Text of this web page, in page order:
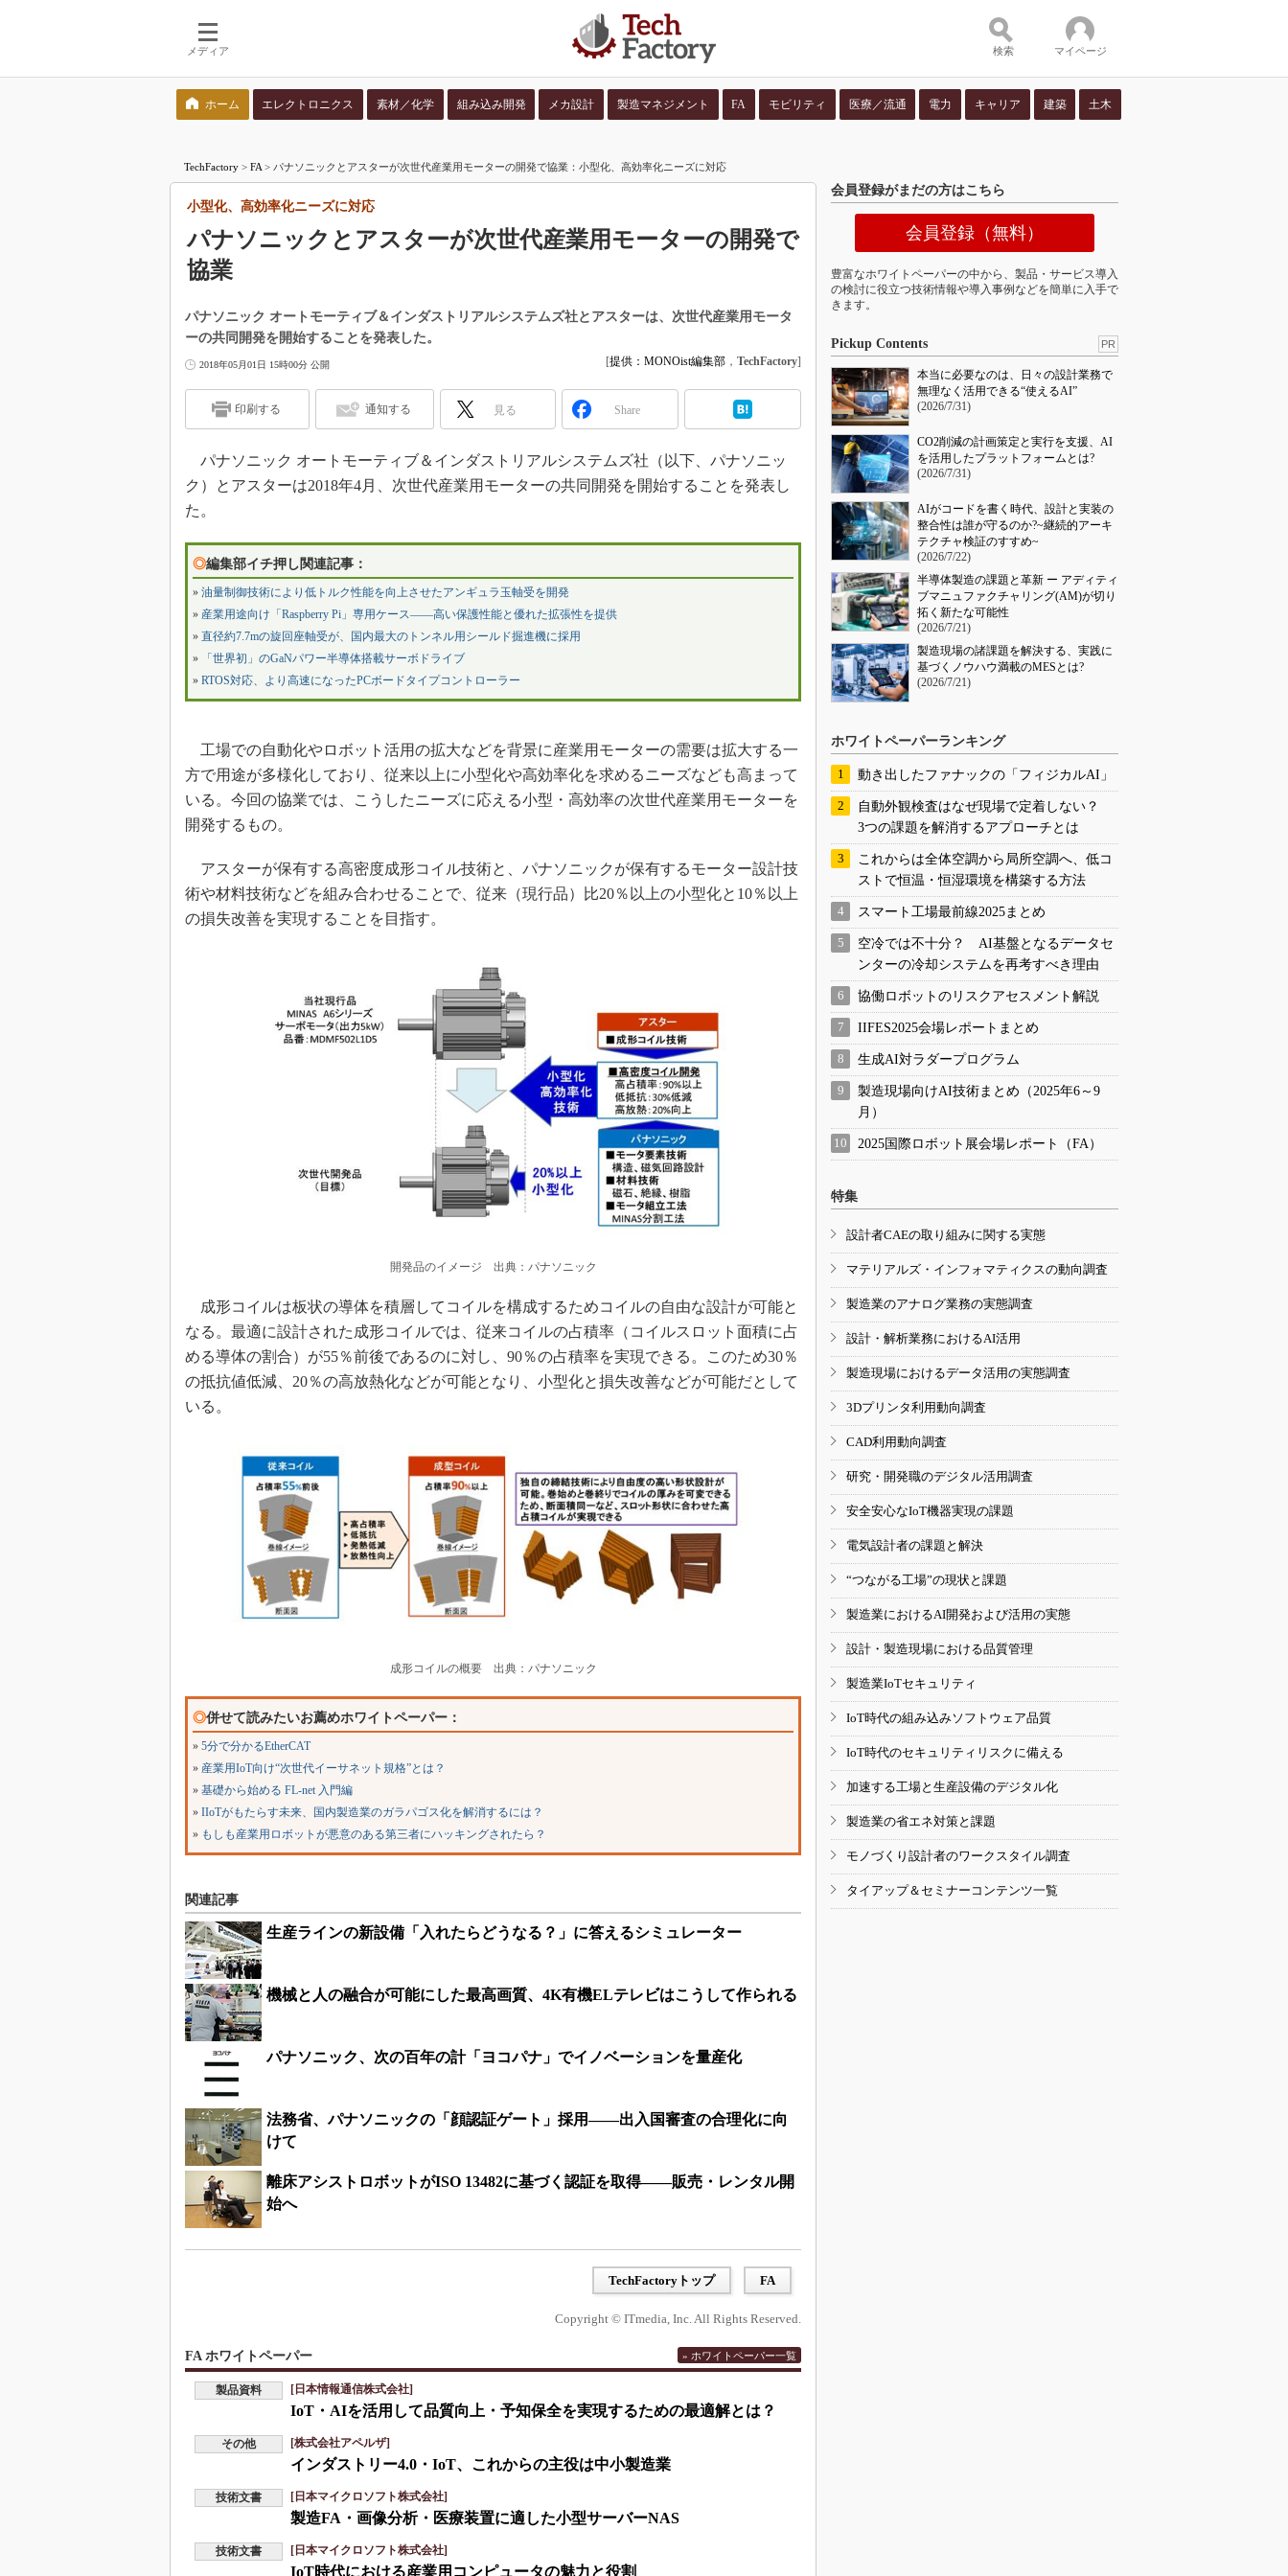
メディア 検索 マイページ
ホーム エレクトロニクス 素材／化学 組み込み開発 メカ設計 製造マネジメント FA モビリティ 医療／流通 電力 キャリア 建築 土木
TechFactory > FA > パナソニックとアスターが次世代産業用モーターの開発で協業：小型化、高効率化ニーズに対応
パナソニックとアスターが次世代産業用モーターの開発で
協業
小型化、高効率化ニーズに対応
パナソニック オートモーティブ＆インダストリアルシステムズ社とアスターは、次世代産業用モータ
ーの共同開発を開始することを発表した。
2018年05月01日 15時00分 公開 [提供：MONOist編集部 ， TechFactory]
印刷する 通知する 見る Share
パナソニック オートモーティブ＆インダストリアルシステムズ社（以下、パナソニッ
ク）とアスターは2018年4月、次世代産業用モーターの共同開発を開始することを発表し
た。
◎編集部イチ押し関連記事：
» 油量制御技術により低トルク性能を向上させたアンギュラ玉軸受を開発
» 産業用途向け「Raspberry Pi」専用ケース――高い保護性能と優れた拡張性を提供
» 直径約7.7mの旋回座軸受が、国内最大のトンネル用シールド掘進機に採用
»
「世界初」のGaNパワー半導体搭載サーボドライブ
» RTOS対応、より高速になったPCボードタイプコントローラー
工場での自動化やロボット活用の拡大などを背景に産業用モーターの需要は拡大する一
方で用途が多様化しており、従来以上に小型化や高効率化を求めるニーズなども高まって
いる。今回の協業では、こうしたニーズに応える小型・高効率の次世代産業用モーターを
開発するもの。
アスターが保有する高密度成形コイル技術と、パナソニックが保有するモーター設計技
術や材料技術などを組み合わせることで、従来（現行品）比20％以上の小型化と10％以上
の損失改善を実現することを目指す。
開発品のイメージ 出典：パナソニック
成形コイルは板状の導体を積層してコイルを構成するためコイルの自由な設計が可能と
なる。最適に設計された成形コイルでは、従来コイルの占積率（コイルスロット面積に占
める導体の割合）が55％前後であるのに対し、90％の占積率を実現できる。このため30％
の抵抗値低減、20％の高放熱化などが可能となり、小型化と損失改善などが可能だとして
いる。
成形コイルの概要 出典：パナソニック
◎併せて読みたいお薦めホワイトペーパー：
» 5分で分かるEtherCAT
» 産業用IoT向け“次世代イーサネット規格”とは？
» 基礎から始める FL-net 入門編
» IIoTがもたらす未来、国内製造業のガラパゴス化を解消するには？
» もしも産業用ロボットが悪意のある第三者にハッキングされたら？
関連記事
生産ラインの新設備「入れたらどうなる？」に答えるシミュレーター
機械と人の融合が可能にした最高画質、4K有機ELテレビはこうして作られる
パナソニック、次の百年の計「ヨコパナ」でイノベーションを量産化
法務省、パナソニックの「顔認証ゲート」採用――出入国審査の合理化に向
けて
離床アシストロボットがISO 13482に基づく認証を取得――販売・レンタル開
始へ
TechFactoryトップ FA
Copyright © ITmedia, Inc. All Rights Reserved.
FA ホワイトペーパー » ホワイトペーパー一覧
製品資料 [日本情報通信株式会社]
IoT・AIを活用して品質向上・予知保全を実現するための最適解とは？
その他 [株式会社アペルザ]
インダストリー4.0・IoT、これからの主役は中小製造業
技術文書 [日本マイクロソフト株式会社]
製造FA・画像分析・医療装置に適した小型サーバーNAS
技術文書 [日本マイクロソフト株式会社]
IoT時代における産業用コンピュータの魅力と役割
会員登録がまだの方はこちら
会員登録（無料）
豊富なホワイトペーパーの中から、製品・サービス導入
の検討に役立つ技術情報や導入事例などを簡単に入手で
きます。
Pickup Contents PR
本当に必要なのは、日々の設計業務で
無理なく活用できる“使えるAI”
(2026/7/31)
CO2削減の計画策定と実行を支援、AI
を活用したプラットフォームとは?
(2026/7/31)
AIがコードを書く時代、設計と実装の
整合性は誰が守るのか?~継続的アーキ
テクチャ検証のすすめ~
(2026/7/22)
半導体製造の課題と革新 ー アディティ
ブマニュファクチャリング(AM)が切り
拓く新たな可能性
(2026/7/21)
製造現場の諸課題を解決する、実践に
基づくノウハウ満載のMESとは?
(2026/7/21)
ホワイトペーパーランキング
動き出したファナックの「フィジカルAI」
自動外観検査はなぜ現場で定着しない？
3つの課題を解消するアプローチとは
これからは全体空調から局所空調へ、低コ
ストで恒温・恒湿環境を構築する方法
スマート工場最前線2025まとめ
空冷では不十分？ AI基盤となるデータセ
ンターの冷却システムを再考すべき理由
協働ロボットのリスクアセスメント解説
IIFES2025会場レポートまとめ
生成AI対ラダープログラム
製造現場向けAI技術まとめ（2025年6～9
月）
2025国際ロボット展会場レポート（FA）
特集
設計者CAEの取り組みに関する実態
マテリアルズ・インフォマティクスの動向調査
製造業のアナログ業務の実態調査
設計・解析業務におけるAI活用
製造現場におけるデータ活用の実態調査
3Dプリンタ利用動向調査
CAD利用動向調査
研究・開発職のデジタル活用調査
安全安心なIoT機器実現の課題
電気設計者の課題と解決
“つながる工場”の現状と課題
製造業におけるAI開発および活用の実態
設計・製造現場における品質管理
製造業IoTセキュリティ
IoT時代の組み込みソフトウェア品質
IoT時代のセキュリティリスクに備える
加速する工場と生産設備のデジタル化
製造業の省エネ対策と課題
モノづくり設計者のワークスタイル調査
タイアップ＆セミナーコンテンツ一覧